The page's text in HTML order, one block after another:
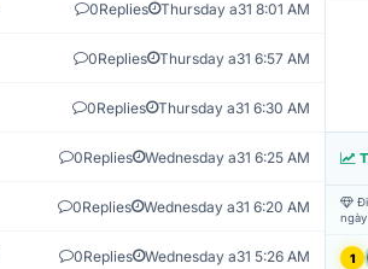
0Replies Thursday a31 8:01 AM
0Replies Thursday a31 6:57 AM
0Replies Thursday a31 6:30 AM
0Replies Wednesday a31 6:25 AM
0Replies Wednesday a31 6:20 AM
0Replies Wednesday a31 5:26 AM 1